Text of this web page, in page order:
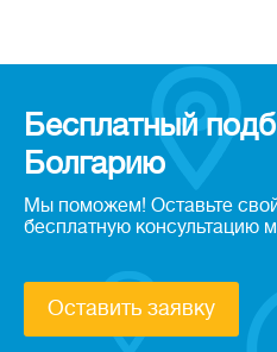
Бесплатный
Болгарию
Мы поможем! Оставьте
бесплатную консультацию
Оставить заявку